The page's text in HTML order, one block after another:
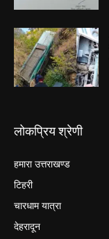
लोकप्रिय श्रेणी
हमारा उत्तराखण्ड
टिहरी
चारधाम यात्रा
देहरादून